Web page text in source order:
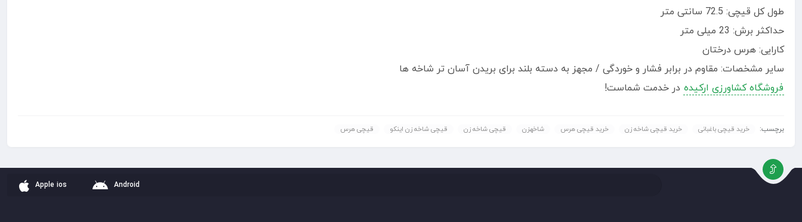
طول کل قیچی: 72.5 سانتی متر
حداکثر برش: 23 میلی متر
کارایی: هرس درختان
سایر مشخصات: مقاوم در برابر فشار و خوردگی / مجهز به دسته بلند برای بریدن آسان تر شاخه ها
فروشگاه کشاورزی ارکیده در خدمت شماست!
برچسب: خرید قیچی باغبانی خرید قیچی شاخه زن خرید قیچی هرس شاخهزن قیچی شاخه زن قیچی شاخه زن اینکو قیچی هرس
Apple ios Android